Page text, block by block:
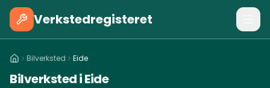
Verkstedregisteret
Bilverksted Eide
Bilverksted i Eide